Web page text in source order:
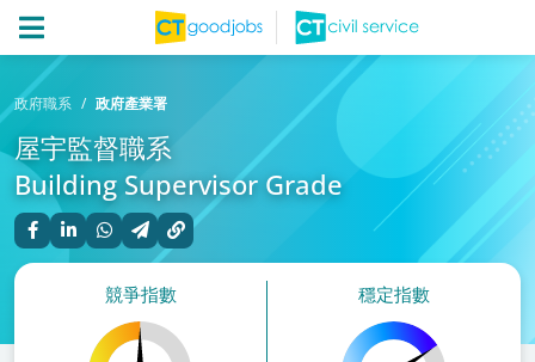
政府職系 政府產業署
屋宇監督職系
Building Supervisor Grade
競爭指數 穩定指數